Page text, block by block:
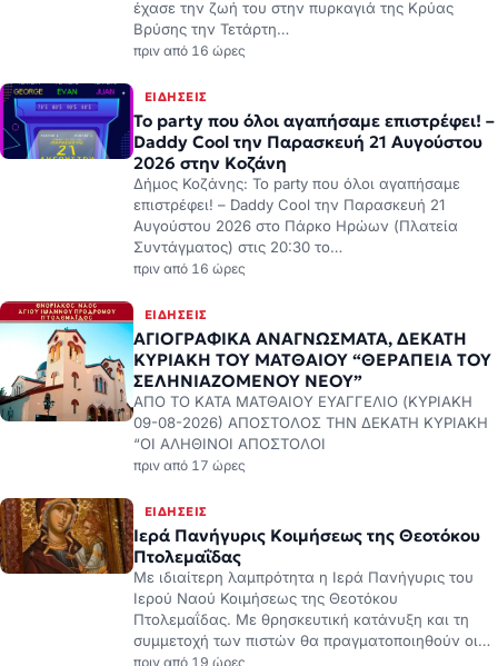
ΕΙΔΉΣΕΙΣ
Το party που όλοι αγαπήσαμε επιστρέφει! –
2026 στην Κοζάνη
Δήμος Κοζάνης: Το party που όλοι αγαπήσαμε
επιστρέφει! – Daddy Cool την Παρασκευή 21
Αυγούστου 2026 στο Πάρκο Ηρώων (Πλατεία
Συντάγματος) στις 20:30 το…
πριν από 16 ώρες
ΕΙΔΉΣΕΙΣ
ΑΓΙΟΓΡΑΦΙΚΑ ΑΝΑΓΝΩΣΜΑΤΑ, ΔΕΚΑΤΗ
ΣΕΛΗΝΙΑΖΟΜΕΝΟΥ ΝΕΟΥ”
ΑΠΟ ΤΟ ΚΑΤΑ ΜΑΤΘΑΙΟΥ ΕΥΑΓΓΕΛΙΟ (ΚΥΡΙΑΚΗ
09-08-2026) ΑΠΟΣΤΟΛΟΣ ΤΗΝ ΔΕΚΑΤΗ ΚΥΡΙΑΚΗ
“ΟΙ ΑΛΗΘΙΝΟΙ ΑΠΟΣΤΟΛΟΙ
πριν από 17 ώρες
ΕΙΔΉΣΕΙΣ
Ιερά Πανήγυρις Κοιμήσεως της Θεοτόκου
Με ιδιαίτερη λαμπρότητα η Ιερά Πανήγυρις του
Ιερού Ναού Κοιμήσεως της Θεοτόκου
Πτολεμαΐδας. Με θρησκευτική κατάνυξη και τη
συμμετοχή των πιστών θα πραγματοποιηθούν οι…
πριν από 19 ώρες
ΑΝΑΚΟΙΝΏΣΕΙΣ
Όμιλος ΔΕΗ: Νέα συμφωνία για